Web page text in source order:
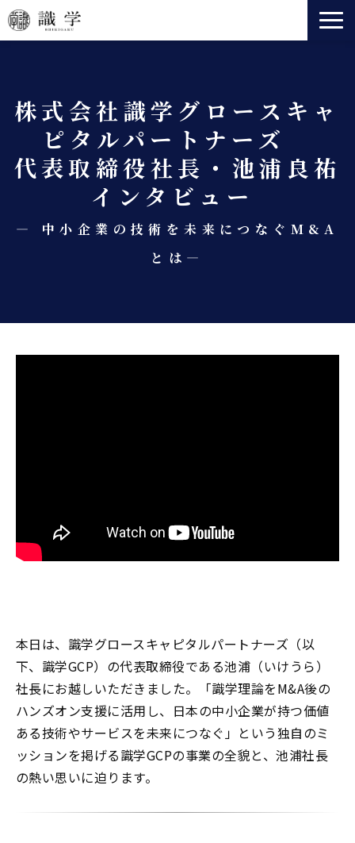
法人向けサービス
セミナー
ニュース
会社情報
役員紹介
株式会社識学グロースキャ
ピタルパートナーズ
代表取締役社長・池浦良祐
インタビュー
― 中小企業の技術を未来につなぐM&A
とは―
本日は、識学グロースキャピタルパートナーズ（以
下、識学GCP）の代表取締役である池浦（いけうら）
社長にお越しいただきました。「識学理論をM&A後の
ハンズオン支援に活用し、日本の中小企業が持つ価値
ある技術やサービスを未来につなぐ」という独自のミ
ッションを掲げる識学GCPの事業の全貌と、池浦社長
の熱い思いに迫ります。